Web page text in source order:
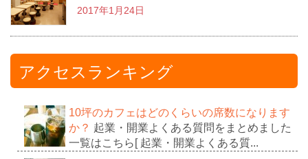
2017年1月24日
アクセスランキング
10坪のカフェはどのくらいの席数になります
か？ 起業・開業よくある質問をまとめました
一覧はこちら[ 起業・開業よくある質...